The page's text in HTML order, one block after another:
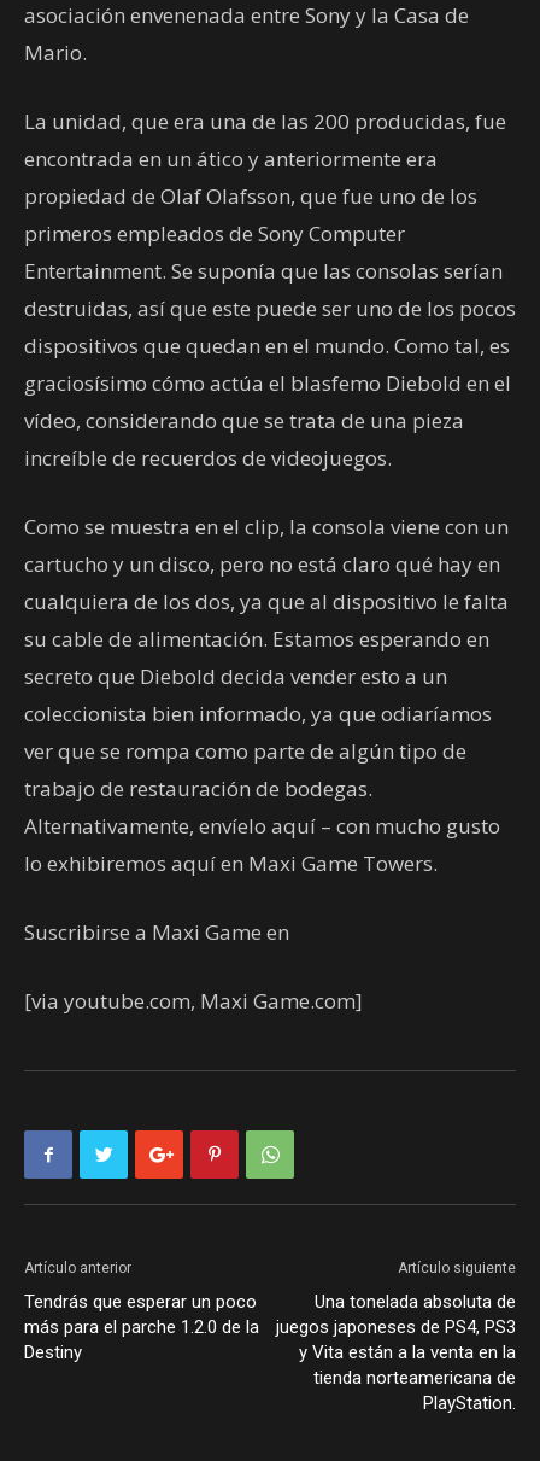
asociación envenenada entre Sony y la Casa de
Mario.
La unidad, que era una de las 200 producidas, fue
encontrada en un ático y anteriormente era
propiedad de Olaf Olafsson, que fue uno de los
primeros empleados de Sony Computer
Entertainment. Se suponía que las consolas serían
destruidas, así que este puede ser uno de los pocos
dispositivos que quedan en el mundo. Como tal, es
graciosísimo cómo actúa el blasfemo Diebold en el
vídeo, considerando que se trata de una pieza
increíble de recuerdos de videojuegos.
Como se muestra en el clip, la consola viene con un
cartucho y un disco, pero no está claro qué hay en
cualquiera de los dos, ya que al dispositivo le falta
su cable de alimentación. Estamos esperando en
secreto que Diebold decida vender esto a un
coleccionista bien informado, ya que odiaríamos
ver que se rompa como parte de algún tipo de
trabajo de restauración de bodegas.
Alternativamente, envíelo aquí – con mucho gusto
lo exhibiremos aquí en Maxi Game Towers.
Suscribirse a Maxi Game en
[via youtube.com, Maxi Game.com]
Artículo anterior
Tendrás que esperar un poco
más para el parche 1.2.0 de la
Destiny
Artículo siguiente
Una tonelada absoluta de
juegos japoneses de PS4, PS3
y Vita están a la venta en la
tienda norteamericana de
PlayStation.